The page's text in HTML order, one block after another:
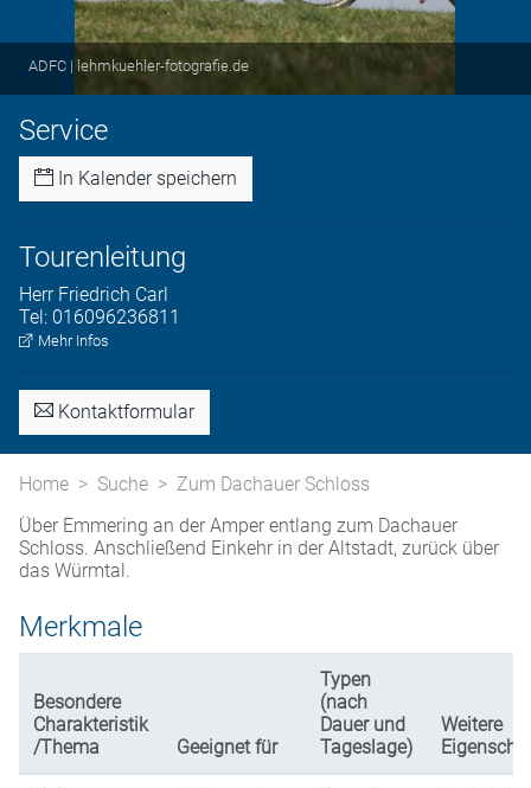
ADFC | lehmkuehler-fotografie.de
Service
In Kalender speichern
Tourenleitung
Herr Friedrich Carl
Tel: 016096236811
Mehr Infos
Kontaktformular
Home Suche
Zum Dachauer Schloss
Über Emmering an der Amper entlang zum Dachauer
Schloss. Anschließend Einkehr in der Altstadt, zurück über
das Würmtal.
Merkmale
Besondere
Charakteristik
/Thema
Geeignet für
Typen
(nach
Dauer und
Tageslage)
Weitere